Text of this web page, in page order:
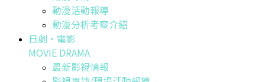
動漫活動報導
動漫分析考察介紹
日劇・電影
MOVIE DRAMA
最新影視情報